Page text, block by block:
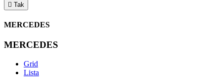
 Tak
MERCEDES
MERCEDES
Grid
Lista